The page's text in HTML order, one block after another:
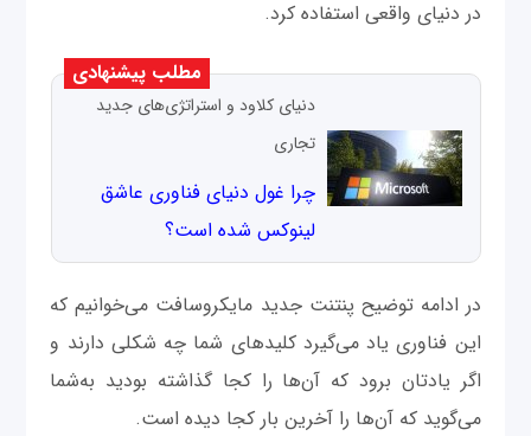
در دنیای واقعی استفاده کرد.
مطلب پیشنهادی
دنیای کلاود و استراتژی‌های جدید
تجاری
چرا غول دنیای فناوری عاشق
لینوکس شده است؟
در ادامه توضیح پنتنت جدید مایکروسافت می‌خوانیم که
این فناوری یاد می‌گیرد کلیدهای شما چه شکلی دارند و
اگر یادتان برود که آن‌ها را کجا گذاشته بودید به‌شما
می‌گوید که آن‌ها را آخرین بار کجا دیده است.